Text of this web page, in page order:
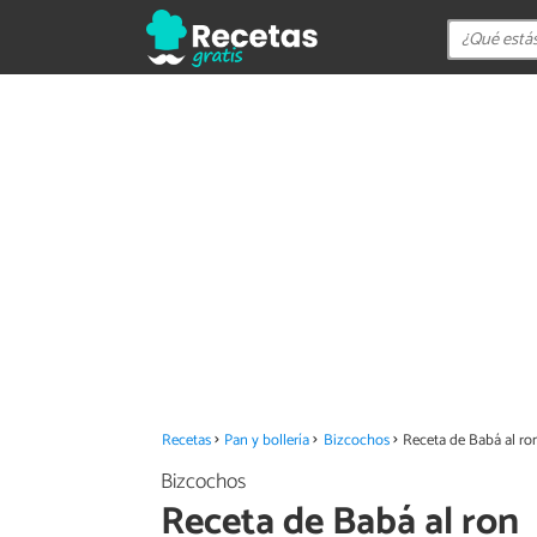
Recetas Pan y bollería Bizcochos Receta de Babá al
Bizcochos
Receta de Babá al ron